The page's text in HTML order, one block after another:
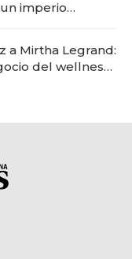
imperio
a Mirtha Legrand:
del wellness